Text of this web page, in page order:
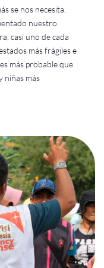
se nos necesita.
nuestro
casi uno de cada
más frágiles e
más probable que
niñas más